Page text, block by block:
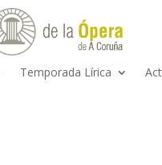
Temporada Lírica